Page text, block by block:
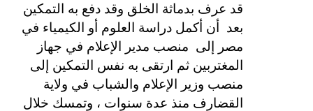
قد عرف بدماثة الخلق وقد دفع به التمكين
بعد أن أكمل دراسة العلوم أو الكيمياء في
مصر إلى منصب مدير الإعلام في جهاز
المغتربين ثم ارتقى به نفس التمكين إلى
منصب وزير الإعلام والشباب في ولاية
القضارف منذ عدة سنوات ، وتمسك خلال